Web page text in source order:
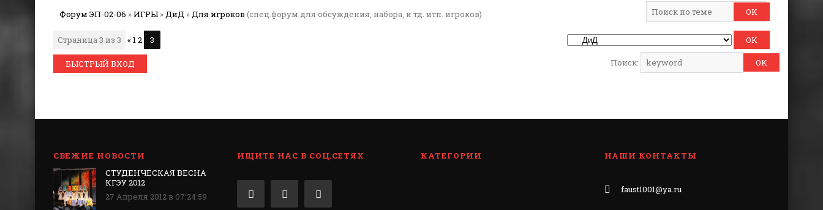
Форум ЭП-02-06 »ИГРЫ »ДиД »Для игроков (спец.форум для обсуждения, набора, и тд. итп. игроков)
Страница3 из 3 « 12 3
Поиск:
СВЕЖИЕ НОВОСТИ
СТУДЕНЧЕСКАЯ ВЕСНА
КГЭУ 2012
27 Апреля 2012 в 07:24:59
ИЩИТЕ НАС В СОЦ.СЕТЯХ КАТЕГОРИИ НАШИ КОНТАКТЫ
faust1001@ya.ru